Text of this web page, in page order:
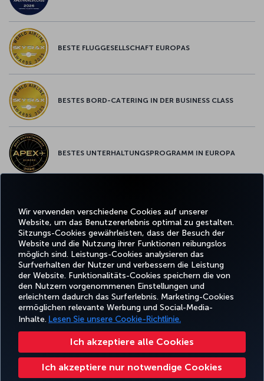
Wir verwenden verschiedene Cookies auf unserer
Website, um das Benutzererlebnis optimal zu gestalten.
Sitzungs-Cookies gewährleisten, dass der Besuch der
Website und die Nutzung ihrer Funktionen reibungslos
möglich sind. Leistungs-Cookies analysieren das
Surfverhalten der Nutzer und verbessern die Leistung
der Website. Funktionalitäts-Cookies speichern die von
den Nutzern vorgenommenen Einstellungen und
erleichtern dadurch das Surferlebnis. Marketing-Cookies
ermöglichen relevante Werbung und Social-Media-
Inhalte. Lesen Sie unsere Cookie-Richtlinie.
Ich akzeptiere alle Cookies
Ich akzeptiere nur notwendige Cookies
BESTE FLUGGESELLSCHAFT EUROPAS
BESTES BORD-CATERING IN DER BUSINESS CLASS
BESTES UNTERHALTUNGSPROGRAMM IN EUROPA
Facebook
TwitterInstagram
YouTubeLinkedIn
TikTokBlogPinterest
BUCHEN
UND
VERWALTEN
ERLEBNIS
ANGEBOTE
UND
REISEZIELE
HILFE MILES&SMILES
Barrierefreiheit Datenschutz- und Cookie-Richtlinie Rechtliche Hinweise Fluggastrechte
Cookie-Einstellungen ändern US DOT Kundenserviceplan Rechte betroffener Personen in der EU